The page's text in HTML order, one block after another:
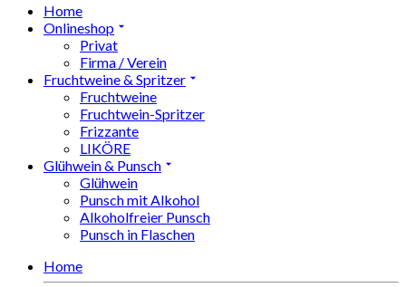
Home
Onlineshop
Privat
Firma / Verein
Fruchtweine & Spritzer
Fruchtweine
Fruchtwein-Spritzer
Frizzante
LIKÖRE
Glühwein & Punsch
Glühwein
Punsch mit Alkohol
Alkoholfreier Punsch
Punsch in Flaschen
Home